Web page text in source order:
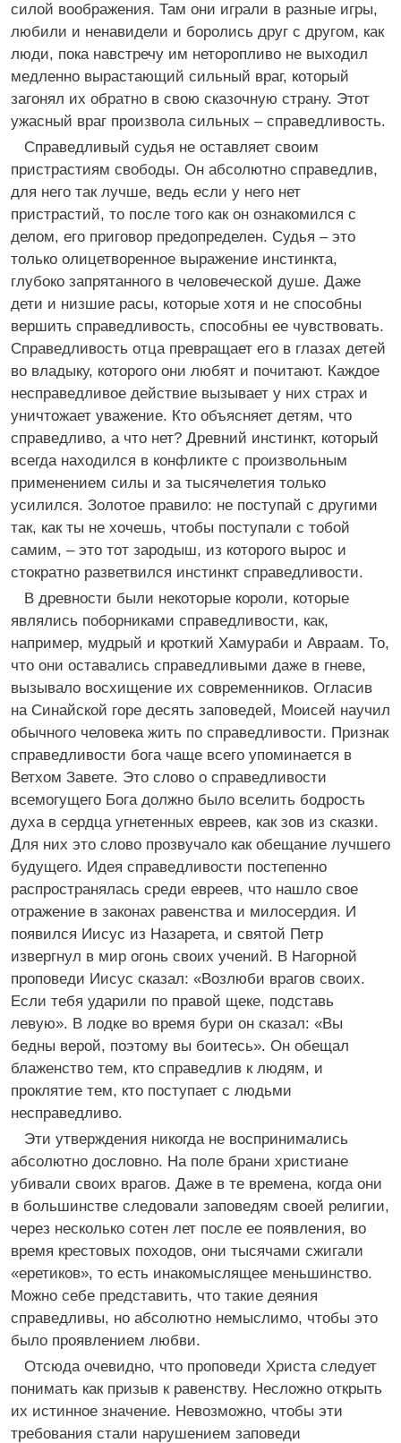
силой воображения. Там они играли в разные игры,
любили и ненавидели и боролись друг с другом, как
люди, пока навстречу им неторопливо не выходил
медленно вырастающий сильный враг, который
загонял их обратно в свою сказочную страну. Этот
ужасный враг произвола сильных – справедливость.
Справедливый судья не оставляет своим
пристрастиям свободы. Он абсолютно справедлив,
для него так лучше, ведь если у него нет
пристрастий, то после того как он ознакомился с
делом, его приговор предопределен. Судья – это
только олицетворенное выражение инстинкта,
глубоко запрятанного в человеческой душе. Даже
дети и низшие расы, которые хотя и не способны
вершить справедливость, способны ее чувствовать.
Справедливость отца превращает его в глазах детей
во владыку, которого они любят и почитают. Каждое
несправедливое действие вызывает у них страх и
уничтожает уважение. Кто объясняет детям, что
справедливо, а что нет? Древний инстинкт, который
всегда находился в конфликте с произвольным
применением силы и за тысячелетия только
усилился. Золотое правило: не поступай с другими
так, как ты не хочешь, чтобы поступали с тобой
самим, – это тот зародыш, из которого вырос и
стократно разветвился инстинкт справедливости.
В древности были некоторые короли, которые
являлись поборниками справедливости, как,
например, мудрый и кроткий Хамураби и Авраам. То,
что они оставались справедливыми даже в гневе,
вызывало восхищение их современников. Огласив
на Синайской горе десять заповедей, Моисей научил
обычного человека жить по справедливости. Признак
справедливости бога чаще всего упоминается в
Ветхом Завете. Это слово о справедливости
всемогущего Бога должно было вселить бодрость
духа в сердца угнетенных евреев, как зов из сказки.
Для них это слово прозвучало как обещание лучшего
будущего. Идея справедливости постепенно
распространялась среди евреев, что нашло свое
отражение в законах равенства и милосердия. И
появился Иисус из Назарета, и святой Петр
извергнул в мир огонь своих учений. В Нагорной
проповеди Иисус сказал: «Возлюби врагов своих.
Если тебя ударили по правой щеке, подставь
левую». В лодке во время бури он сказал: «Вы
бедны верой, поэтому вы боитесь». Он обещал
блаженство тем, кто справедлив к людям, и
проклятие тем, кто поступает с людьми
несправедливо.
Эти утверждения никогда не воспринимались
абсолютно дословно. На поле брани христиане
убивали своих врагов. Даже в те времена, когда они
в большинстве следовали заповедям своей религии,
через несколько сотен лет после ее появления, во
время крестовых походов, они тысячами сжигали
«еретиков», то есть инакомыслящее меньшинство.
Можно себе представить, что такие деяния
справедливы, но абсолютно немыслимо, чтобы это
было проявлением любви.
Отсюда очевидно, что проповеди Христа следует
понимать как призыв к равенству. Несложно открыть
их истинное значение. Невозможно, чтобы эти
требования стали нарушением заповеди